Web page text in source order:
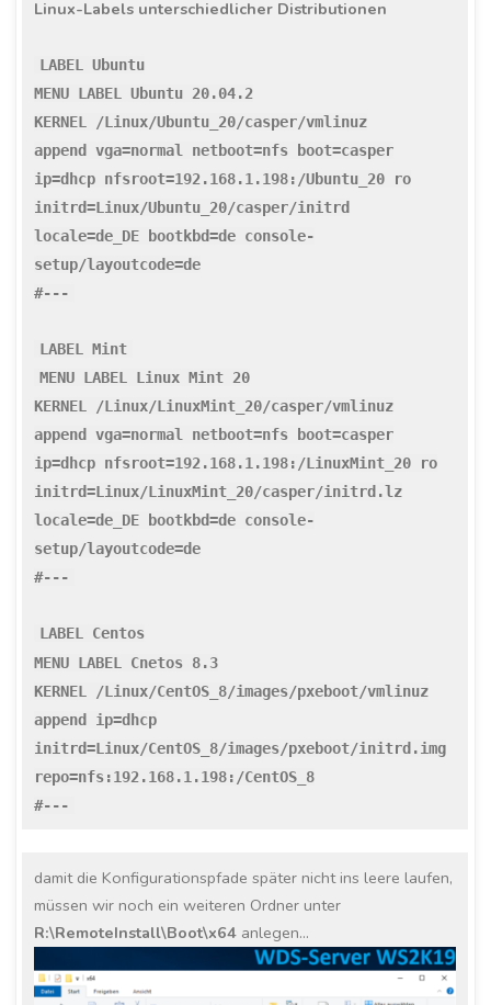
Linux-Labels unterschiedlicher Distributionen
LABEL Ubuntu
MENU LABEL Ubuntu 20.04.2
KERNEL /Linux/Ubuntu_20/casper/vmlinuz
append vga=normal netboot=nfs boot=casper
ip=dhcp nfsroot=192.168.1.198:/Ubuntu_20 ro
initrd=Linux/Ubuntu_20/casper/initrd
locale=de_DE bootkbd=de console-
setup/layoutcode=de
#---
LABEL Mint
MENU LABEL Linux Mint 20
KERNEL /Linux/LinuxMint_20/casper/vmlinuz
append vga=normal netboot=nfs boot=casper
ip=dhcp nfsroot=192.168.1.198:/LinuxMint_20 ro
initrd=Linux/LinuxMint_20/casper/initrd.lz
locale=de_DE bootkbd=de console-
setup/layoutcode=de
#---
LABEL Centos
MENU LABEL Cnetos 8.3
KERNEL /Linux/CentOS_8/images/pxeboot/vmlinuz
append ip=dhcp
initrd=Linux/CentOS_8/images/pxeboot/initrd.img
repo=nfs:192.168.1.198:/CentOS_8
#---
damit die Konfigurationspfade später nicht ins leere laufen,
müssen wir noch ein weiteren Ordner unter
R:\RemoteInstall\Boot\x64 anlegen…